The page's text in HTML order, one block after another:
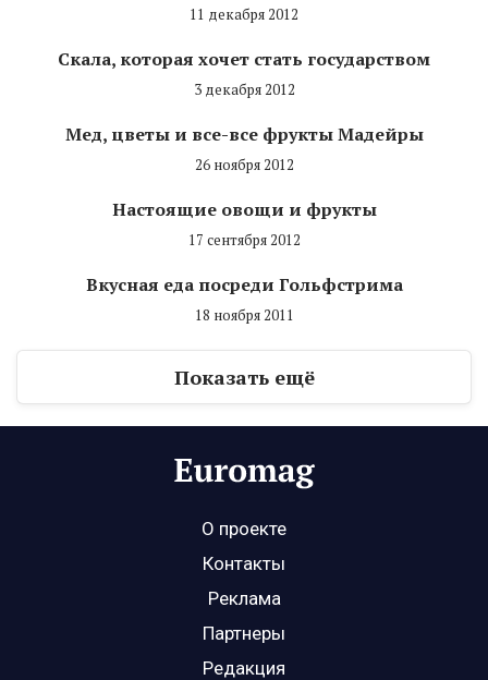
11 декабря 2012
Скала, которая хочет стать государством
3 декабря 2012
Мед, цветы и все-все фрукты Мадейры
26 ноября 2012
Настоящие овощи и фрукты
17 сентября 2012
Вкусная еда посреди Гольфстрима
18 ноября 2011
Показать ещё
О проекте
Контакты
Реклама
Партнеры
Редакция